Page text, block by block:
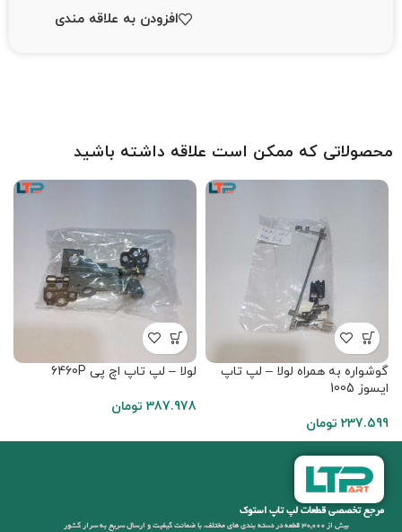
افزودن به علاقه مندی
محصولاتی که ممکن است علاقه داشته باشید
گوشواره به همراه لولا – لپ تاپ
ایسوز 1005
237.599 تومان
لولا – لپ تاپ اچ پی 6460P
387.978 تومان
مرجع تخصصی قطعات لپ تاپ استوک
بیش از 30,000 قطعه در دسته بندی های مختلف، با ضمانت کیفیت و ارسال سریع به سرار کشور